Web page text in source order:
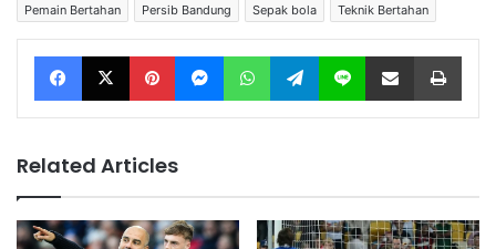
Pemain Bertahan
Persib Bandung Sepak bola Teknik Bertahan
Facebook X Pinterest Messenger WhatsApp Telegram Line Share via Email
Related Articles